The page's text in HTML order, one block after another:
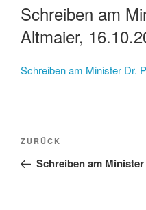
Schreiben am
Altmaier,
Schreiben am Minister Dr.
Beitragsnavigation
Vorheriger
Beitrag
ZURÜCK
Schreiben am Minister